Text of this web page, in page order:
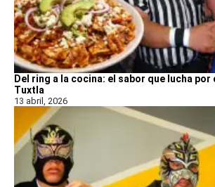
Del ring a la cocina: el sabor que lucha por
Tuxtla
13 abril, 2026